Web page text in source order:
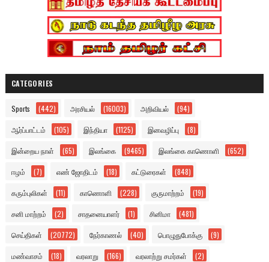
CATEGORIES
Sports (442) அரசியல் (16003) அறிவியல் (94)
ஆர்ப்பாட்டம் (105) இந்தியா (1125) இனவழிப்பு (8)
இன்றைய நாள் (65) இலங்கை (9465) இலங்கை காணொளி (652)
ஈழம் (7) எண் ஜோதிடம் (18) கட்டுரைகள் (848)
கரும்புலிகள் (11) காணொளி (228) குருமாற்றம் (19)
சனி மாற்றம் (2) சாதனையாளர் (1) சினிமா (481)
செய்திகள் (20772) நேர்காணல் (40) பொழுதுபோக்கு (9)
மண்வாசம் (18) வரலாறு (166) வரலாற்று சமர்கள் (2)